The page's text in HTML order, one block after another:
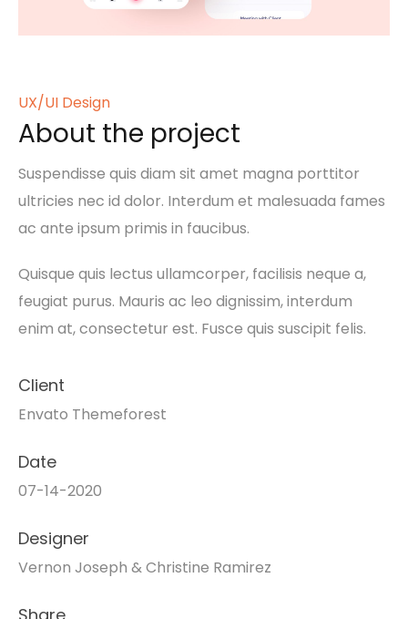
UX/UI Design
About the project
Suspendisse quis diam sit amet magna porttitor
ultricies nec id dolor. Interdum et malesuada fames
ac ante ipsum primis in faucibus.
Quisque quis lectus ullamcorper, facilisis neque a,
feugiat purus. Mauris ac leo dignissim, interdum
enim at, consectetur est. Fusce quis suscipit felis.
Client
Envato Themeforest
Date
07-14-2020
Designer
Vernon Joseph & Christine Ramirez